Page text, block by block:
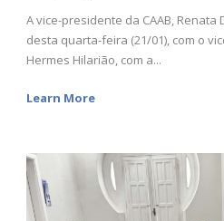
A vice-presidente da CAAB,
desta quarta-feira (21/01), com o
Hermes Hilarião, com a...
Learn More